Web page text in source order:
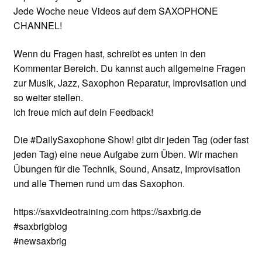
Jede Woche neue Videos auf dem SAXOPHONE
CHANNEL!
Wenn du Fragen hast, schreibt es unten in den
Kommentar Bereich. Du kannst auch allgemeine Fragen
zur Musik, Jazz, Saxophon Reparatur, Improvisation und
so weiter stellen.
Ich freue mich auf dein Feedback!
Die #DailySaxophone Show! gibt dir jeden Tag (oder fast
jeden Tag) eine neue Aufgabe zum Üben. Wir machen
Übungen für die Technik, Sound, Ansatz, Improvisation
und alle Themen rund um das Saxophon.
https://saxvideotraining.com https://saxbrig.de
#saxbrigblog
#newsaxbrig